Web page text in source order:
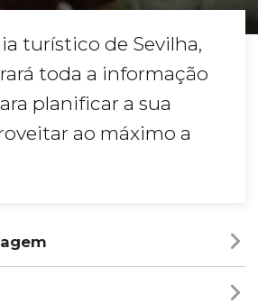
turístico de Sevilha,
toda a informação
planificar a sua
ao máximo a